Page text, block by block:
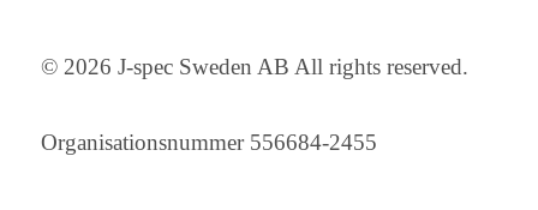
© 2026 J-spec Sweden AB All rights reserved.
Organisationsnummer 556684-2455